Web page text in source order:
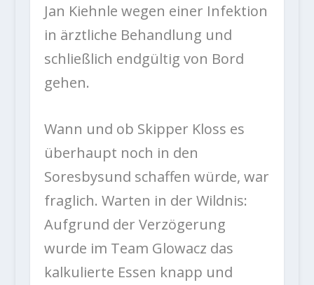
Jan Kiehnle wegen einer Infektion
in ärztliche Behandlung und
schließlich endgültig von Bord
gehen.
Wann und ob Skipper Kloss es
überhaupt noch in den
Soresbysund schaffen würde, war
fraglich. Warten in der Wildnis:
Aufgrund der Verzögerung
wurde im Team Glowacz das
kalkulierte Essen knapp und